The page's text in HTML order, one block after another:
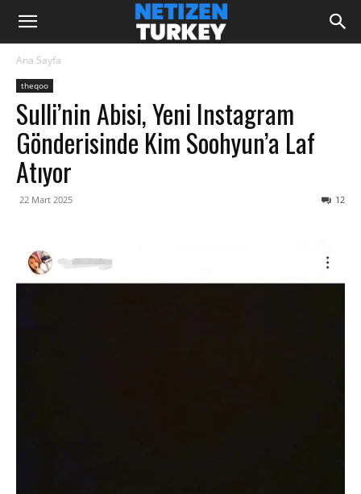
Ana Sayfa
theqoo
Sulli’nin Abisi, Yeni Instagram
Gönderisinde Kim Soohyun’a Laf
Atıyor
22 Mart 2025 12